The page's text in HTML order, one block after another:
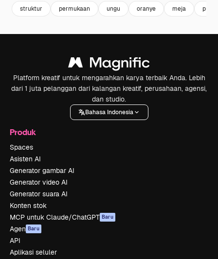
struktur permukaan ungu oranye meja putih
Platform kreatif untuk mengarahkan karya terbaik Anda. Lebih
dari 1 juta pelanggan dari kalangan kreatif, perusahaan, agensi,
dan studio.
Bahasa Indonesia
Produk
Spaces
Asisten AI
Generator gambar AI
Generator video AI
Generator suara AI
Konten stok
MCP untuk Claude/ChatGPT Baru
Agen Baru
API
Aplikasi seluler